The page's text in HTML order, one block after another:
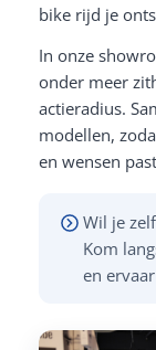
bike rijd je
In onze
onder meer
actieradius.
modellen,
en wensen
Wil je
Kom
en